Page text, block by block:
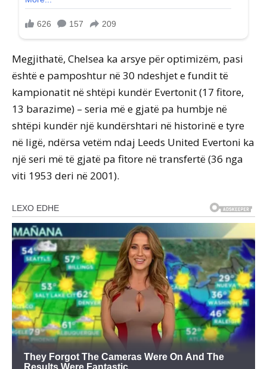
Megjithatë, Chelsea ka arsye për optimizëm, pasi
është e pamposhtur në 30 ndeshjet e fundit të
kampionatit në shtëpi kundër Evertonit (17 fitore,
13 barazime) – seria më e gjatë pa humbje në
shtëpi kundër një kundërshtari në historinë e tyre
në ligë, ndërsa vetëm ndaj Leeds United Evertoni ka
një seri më të gjatë pa fitore në transfertë (36 nga
viti 1953 deri në 2001).